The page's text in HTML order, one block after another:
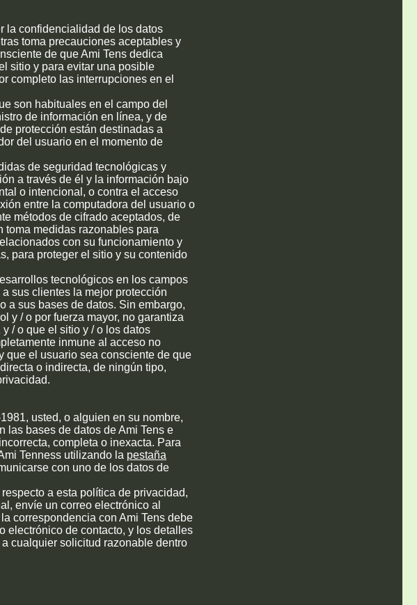
la confidencialidad de los datos
toma precauciones aceptables y
de que Ami Tens dedica
sitio y para evitar una posible
completo las interrupciones en el
son habituales en el campo del
de información en línea, y de
protección están destinadas a
del usuario en el momento de
de seguridad tecnológicas y
a través de él y la información bajo
o intencional, o contra el acceso
entre la computadora del usuario o
métodos de cifrado aceptados, de
toma medidas razonables para
con su funcionamiento y
para proteger el sitio y su contenido
tecnológicos en los campos
sus clientes la mejor protección
a sus bases de datos. Sin embargo,
y / o por fuerza mayor, no garantiza
/ o que el sitio y / o los datos
inmune al acceso no
que el usuario sea consciente de que
o indirecta, de ningún tipo,
usted, o alguien en su nombre,
las bases de datos de Ami Tens e
completa o inexacta. Para
Tenness utilizando la pestaña
con uno de los datos de
a esta política de privacidad,
envíe un correo electrónico al
la correspondencia con Ami Tens debe
electrónico de contacto, y los detalles
cualquier solicitud razonable dentro